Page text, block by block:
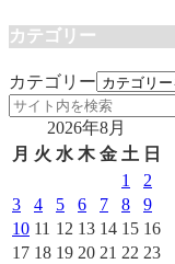
カテゴリー
カテゴリー
2026年8月
月 火 水 木 金 土 日
1
2
3
4 5 6 7 8
9
10 11 12 13 14 15 16
17 18 19 20 21 22 23